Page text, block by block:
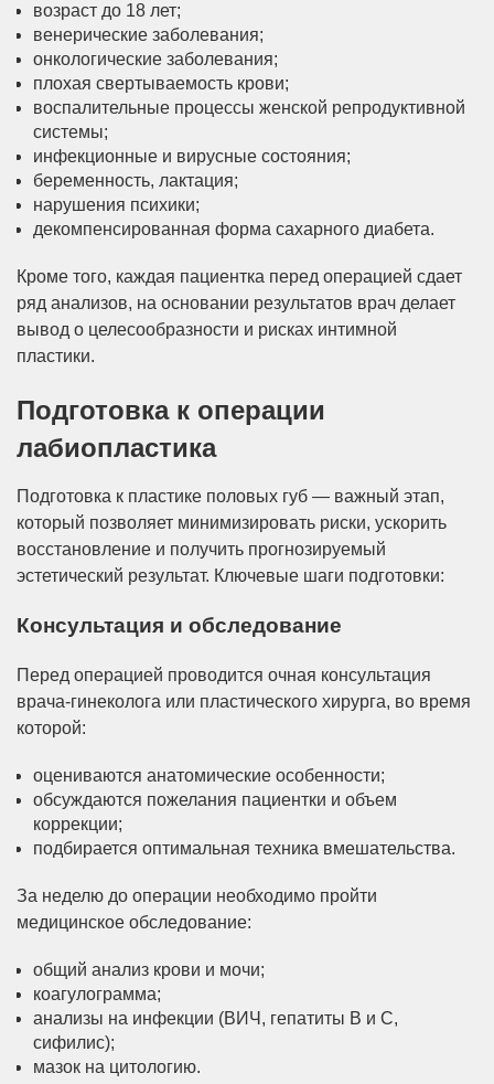
возраст до 18 лет;
венерические заболевания;
онкологические заболевания;
плохая свертываемость крови;
воспалительные процессы женской репродуктивной
системы;
инфекционные и вирусные состояния;
беременность, лактация;
нарушения психики;
декомпенсированная форма сахарного диабета.
Кроме того, каждая пациентка перед операцией сдает
ряд анализов, на основании результатов врач делает
вывод о целесообразности и рисках интимной
пластики.
Подготовка к операции
лабиопластика
Подготовка к пластике половых губ — важный этап,
который позволяет минимизировать риски, ускорить
восстановление и получить прогнозируемый
эстетический результат. Ключевые шаги подготовки:
Консультация и обследование
Перед операцией проводится очная консультация
врача-гинеколога или пластического хирурга, во время
которой:
оцениваются анатомические особенности;
обсуждаются пожелания пациентки и объем
коррекции;
подбирается оптимальная техника вмешательства.
За неделю до операции необходимо пройти
медицинское обследование:
общий анализ крови и мочи;
коагулограмма;
анализы на инфекции (ВИЧ, гепатиты В и С,
сифилис);
мазок на цитологию.